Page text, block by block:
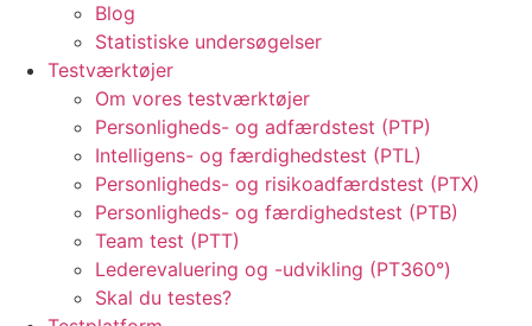
Blog
Statistiske undersøgelser
Testværktøjer
Om vores testværktøjer
Personligheds- og adfærdstest (PTP)
Intelligens- og færdighedstest (PTL)
Personligheds- og risikoadfærdstest (PTX)
Personligheds- og færdighedstest (PTB)
Team test (PTT)
Lederevaluering og -udvikling (PT360°)
Skal du testes?